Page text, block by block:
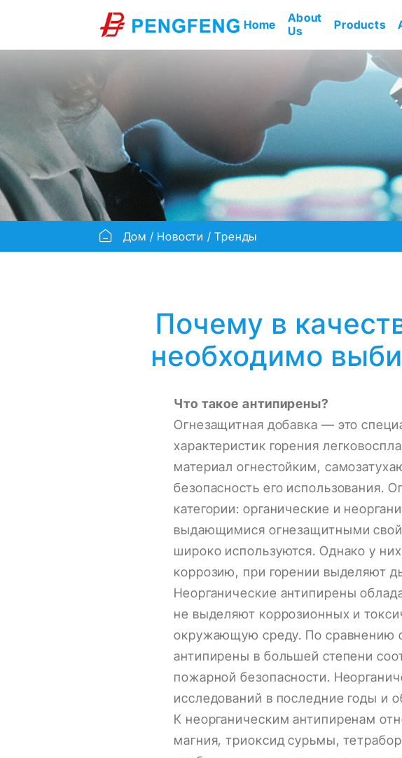
Home
About
Us
Products
Дом Новости Тренды
Почему в
необходимо
Что такое антипирены?
Огнезащитная добавка — это
характеристик горения
материал огнестойким,
безопасность его использования.
категории: органические и
выдающимися огнезащитными
широко используются. Однако у
коррозию, при горении выделяют
Неорганические антипирены
не выделяют коррозионных и
окружающую среду. По сравнению
антипирены в большей степени
пожарной безопасности.
исследований в последние годы
К неорганическим антипиренам
магния, триоксид сурьмы,